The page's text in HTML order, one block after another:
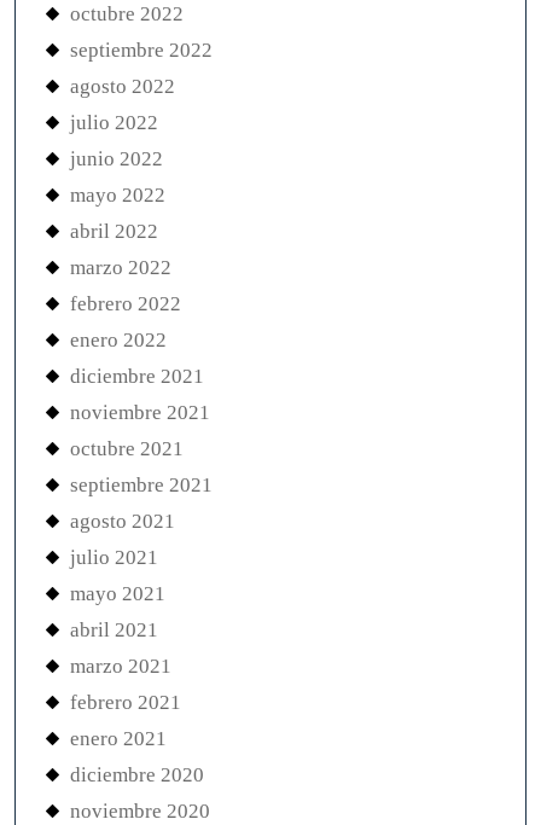
octubre 2022
septiembre 2022
agosto 2022
julio 2022
junio 2022
mayo 2022
abril 2022
marzo 2022
febrero 2022
enero 2022
diciembre 2021
noviembre 2021
octubre 2021
septiembre 2021
agosto 2021
julio 2021
mayo 2021
abril 2021
marzo 2021
febrero 2021
enero 2021
diciembre 2020
noviembre 2020